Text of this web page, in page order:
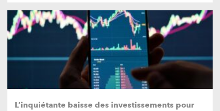
L’inquiétante baisse des investissements pour